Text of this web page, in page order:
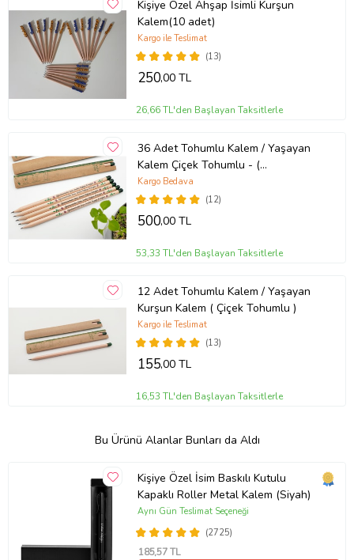
Kişiye Özel Ahşap İsimli Kurşun
Kalem(10 adet)
(13)
Kargo ile Teslimat
250,00 TL
26,66 TL'den Başlayan Taksitlerle
36 Adet Tohumlu Kalem / Yaşayan
Kalem Çiçek Tohumlu - (
Öğretmeninden sana. senden
doğaya armağan ) Hazır Baskılı
(12)
Kargo Bedava
500,00 TL
53,33 TL'den Başlayan Taksitlerle
12 Adet Tohumlu Kalem / Yaşayan
Kurşun Kalem ( Çiçek Tohumlu )
(13)
Kargo ile Teslimat
155,00 TL
16,53 TL'den Başlayan Taksitlerle
Bu Ürünü Alanlar Bunları da Aldı
Kişiye Özel İsim Baskılı Kutulu
Kapaklı Roller Metal Kalem (Siyah)
(2725)
Aynı Gün Teslimat Seçeneği
185,57 TL